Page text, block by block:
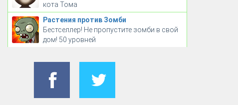
кота Тома
Растения против Зомби
Бестселлер! Не пропустите зомби в свой
дом! 50 уровней